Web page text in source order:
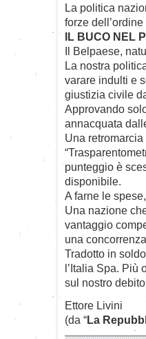
La politica
forze
IL BUCO NEL
Il Belpaese,
La nostra
varare indulti e
giustizia civile
Approvando
annacquata
Una
punteggio è
disponibile.
A farne le
Una nazione
vantaggio
una
Tradotto in
l’Italia Spa. Più
sul nostro
Ettore Livini
(da “La